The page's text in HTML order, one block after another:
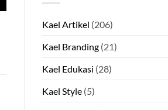
Kael Artikel (206)
Kael Branding(21)
Kael Edukasi (28)
Kael Style(5)